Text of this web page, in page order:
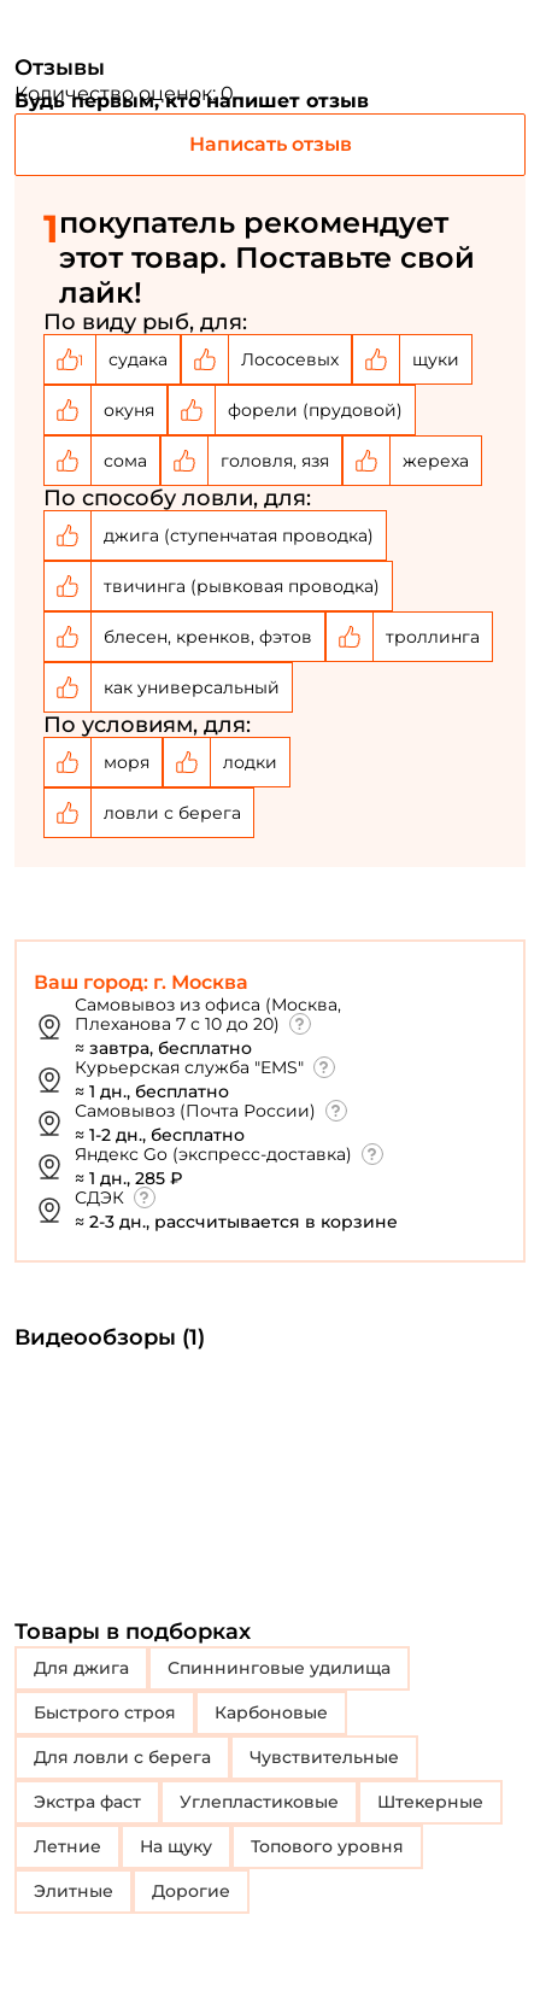
Ваш город: г. Москва
Самовывоз из офиса (Москва,
Плеханова 7 с 10 до 20)
≈ завтра, бесплатно
Курьерская служба "EMS"
≈ 1 дн., бесплатно
Самовывоз (Почта России)
≈ 1-2 дн., бесплатно
Яндекс Go (экспресс-доставка)
≈ 1 дн., 285 ₽
СДЭК
≈ 2-3 дн., рассчитывается в корзине
Отзывы
Количество оценок: 0
Будь первым, кто напишет отзыв
Написать отзыв
1покупатель рекомендует
этот товар. Поставьте свой
лайк!
По виду рыб, для:
1 судака Лососевых щуки
окуня форели (прудовой)
сома головля, язя жереха
По способу ловли, для:
джига (ступенчатая проводка)
твичинга (рывковая проводка)
блесен, кренков, фэтов троллинга
как универсальный
По условиям, для:
моря лодки
ловли с берега
Видеообзоры (1)
Товары в подборках
Для джига Спиннинговые удилища
Быстрого строя Карбоновые
Для ловли с берега Чувствительные
Экстра фаст Углепластиковые Штекерные
Летние На щуку Топового уровня
Элитные Дорогие
Номер телефона: *
Придумайте пароль: *
Повторите пароль: *
Заполняя данную форму вы соглашаетесь на обработку
персональных данных
Создать аккаунт
У меня уже есть аккаунт